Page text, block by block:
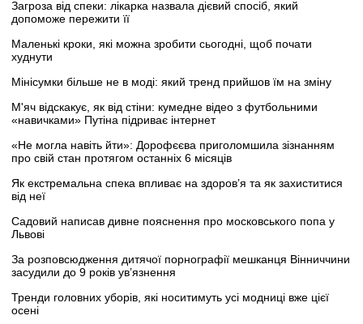
Загроза від спеки: лікарка назвала дієвий спосіб, який
допоможе пережити її
Маленькі кроки, які можна зробити сьогодні, щоб почати
худнути
Мінісумки більше не в моді: який тренд прийшов їм на зміну
М'яч відскакує, як від стіни: кумедне відео з футбольними
«навичками» Путіна підриває інтернет
«Не могла навіть йти»: Дорофєєва приголомшила зізнанням
про свій стан протягом останніх 6 місяців
Як екстремальна спека впливає на здоров’я та як захиститися
від неї
Садовий написав дивне пояснення про московського попа у
Львові
За розповсюдження дитячої порнографії мешканця Вінниччини
засудили до 9 років ув’язнення
Тренди головних уборів, які носитимуть усі модниці вже цієї
осені